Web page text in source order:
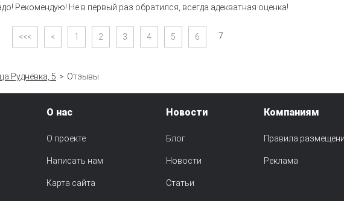
Рекомендую! Не в первый раз обратился, всегда адекватная оценка!
<<< < 1 2 3 4 5 6 7
Руднёвка, 5 Отзывы
О нас
О проекте
Написать нам
Карта сайта
Новости
Блог
Новости
Статьи
Компаниям
Правила
Реклама